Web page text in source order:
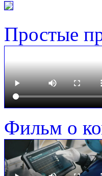
Простые
Фильм о